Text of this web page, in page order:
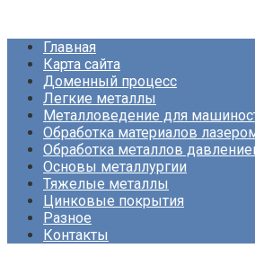
контентуГлавная
Карта сайта
Доменный процесс
Легкие металлы
Металловедение для
Обработка материалов
Обработка металлов
Основы металлургии
Тяжелые металлы
Цинковые покрытия
Разное
Контакты